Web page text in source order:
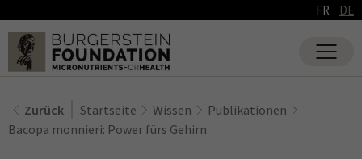
FR DE
Zurück Startseite Wissen
Publikationen
Bacopa monnieri: Power fürs Gehirn